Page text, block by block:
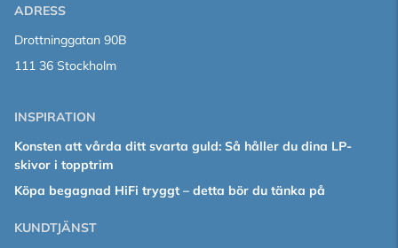
ADRESS
Drottninggatan 90B
111 36 Stockholm
INSPIRATION
Konsten att vårda ditt svarta guld: Så håller du dina LP-
skivor i topptrim
Köpa begagnad HiFi tryggt – detta bör du tänka på
KUNDTJÄNST